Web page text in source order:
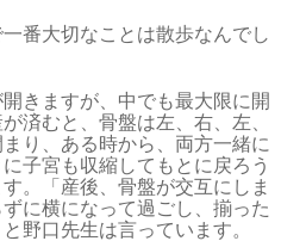
番大切なことは散歩なんでし
開きますが、中でも最大限に開
済むと、骨盤は左、右、左、
り、ある時から、両方一緒に
子宮も収縮してもとに戻ろう
。「産後、骨盤が交互にしま
に横になって過ごし、揃った
野口先生は言っています。